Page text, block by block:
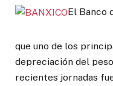
El Banco
que uno de los
depreciación del
recientes jornadas